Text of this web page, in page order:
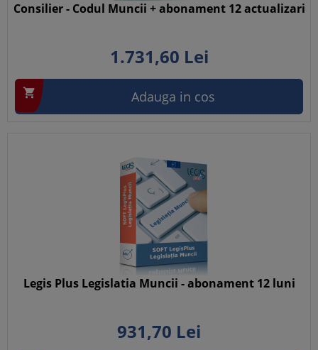
Consilier - Codul Muncii + abonament 12 actualizari
1.731,60 Lei
 Adauga in cos
Legis Plus Legislatia Muncii - abonament 12 luni
931,70 Lei